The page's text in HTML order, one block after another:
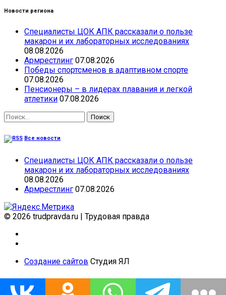
Новости региона
Специалисты ЦОК АПК рассказали о пользе
макарон и их лабораторных исследованиях
08.08.2026
Армрестлинг 07.08.2026
Победы спортсменов в адаптивном спорте
07.08.2026
Пенсионеры – в лидерах плавания и легкой
атлетики 07.08.2026
Найти:
Все новости
Специалисты ЦОК АПК рассказали о пользе
макарон и их лабораторных исследованиях
08.08.2026
Армрестлинг 07.08.2026
© 2026 trudpravda.ru | Трудовая правда
Создание сайтов Студия ЯЛ